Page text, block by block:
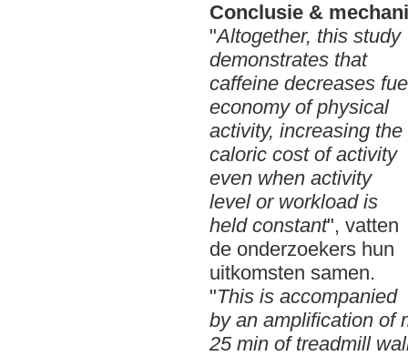
Conclusie &
"Altogether, this study
demonstrates that
caffeine decreases
economy of physical
activity, increasing the
caloric cost of activity
even when activity
level or workload is
held constant", vatten
de onderzoekers hun
uitkomsten samen.
"This is accompanied
by an amplification of
25 min of treadmill